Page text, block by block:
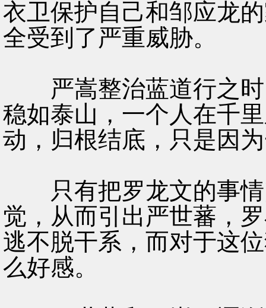
衣卫保护自己和邹应龙
全受到了严重威胁。
严嵩整治蓝道行之时
稳如泰山，一个人在千
动，归根结底，只是因
只有把罗龙文的事情
觉，从而引出严世蕃，
逃不脱干系，而对于这
么好感。